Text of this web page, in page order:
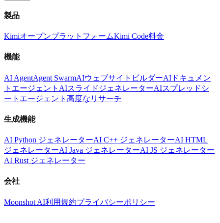
製品
KimiオープンプラットフォームKimi Code料金
機能
AI AgentAgent SwarmAIウェブサイトビルダーAIドキュメン
トエージェント AIスライドジェネレーターAIスプレッドシ
ートエージェント 高度なリサーチ
生成機能
AI Python ジェネレーターAI C++ ジェネレーターAI HTML
ジェネレーターAI Java ジェネレーターAI JS ジェネレーター
AI Rust ジェネレーター
会社
Moonshot AI利用規約プライバシーポリシー